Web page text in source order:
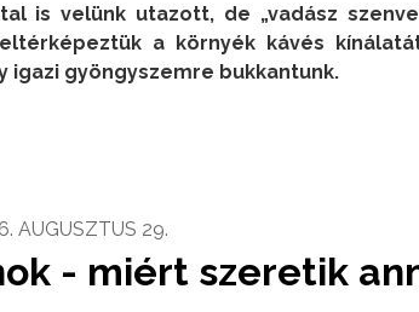
is velünk utazott, de „vadász
a környék kávés
igazi gyöngyszemre bukkantunk.
AUGUSZTUS 29.
- miért szeretik